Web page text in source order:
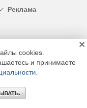
Реклама
cookies.
и принимаете
×